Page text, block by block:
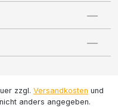
zzgl. Versandkosten und
anders angegeben.